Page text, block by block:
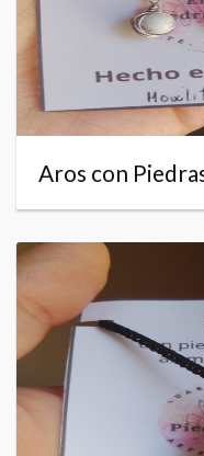
Aros con